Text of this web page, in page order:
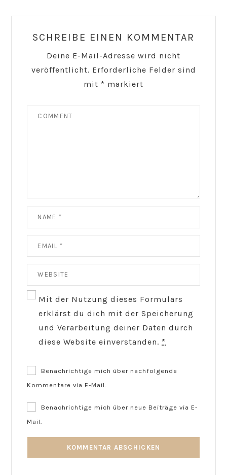
SCHREIBE EINEN KOMMENTAR
Deine E-Mail-Adresse wird nicht
veröffentlicht. Erforderliche Felder sind
mit * markiert
Mit der Nutzung dieses Formulars
erklärst du dich mit der Speicherung
und Verarbeitung deiner Daten durch
diese Website einverstanden. *
Benachrichtige mich über nachfolgende
Kommentare via E-Mail.
Benachrichtige mich über neue Beiträge via E-
Mail.